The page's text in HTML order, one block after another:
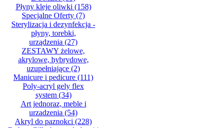
Płyny kleje oliwki (158)
Specjalne Oferty (7)
Sterylizacja i dezynfekcja -
płyny, torebki,
urządzenia (27)
ZESTAWY żelowe,
akrylowe, hybrydowe,
uzupełniające (2)
Manicure i pedicure (111)
Poly-acryl gely flex
system(34)
Art jednoraz, meble i
urzadzenia (54)
Akryl do paznokci (228)